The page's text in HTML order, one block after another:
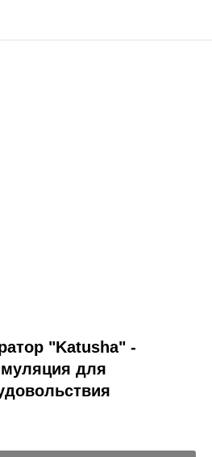
"Katusha" -
для